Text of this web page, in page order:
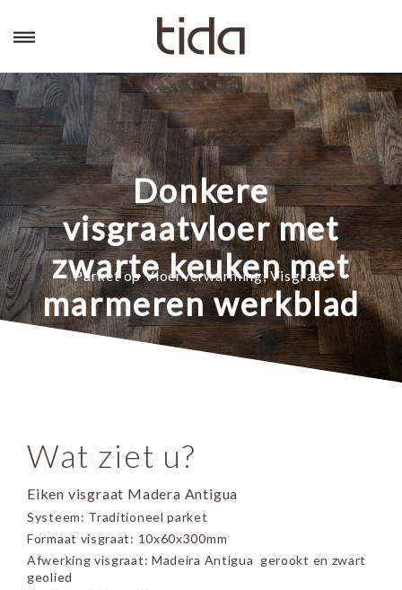
Donkere
visgraatvloer met
zwarte keuken met
marmeren werkblad
Parket op Vloerverwarming,Visgraat
Wat ziet u?
Eiken visgraat Madera Antigua
Systeem: Traditioneel parket
Formaat visgraat: 10x60x300mm
Afwerking visgraat: Madeira Antigua gerookt en zwart
geolied